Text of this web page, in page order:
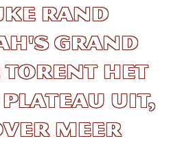
rand
Grand
torent het
uit,
meer